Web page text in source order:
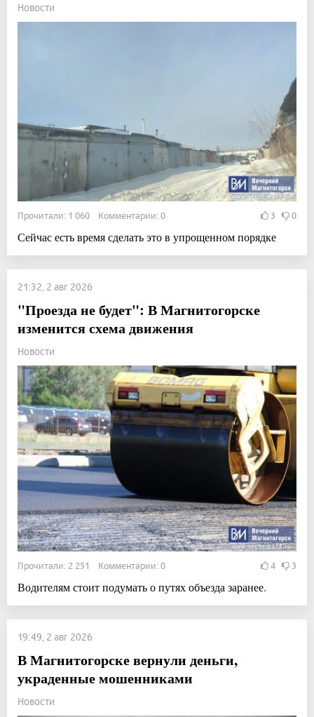
Новости
Прочитали: 1 060 Комментарии: 0 3 0
Сейчас есть время сделать это в упрощенном порядке
21:32, 2 авг 2026
"Проезда не будет": В Магнитогорске
изменится схема движения
Новости
Прочитали: 2 251 Комментарии: 0 4 3
Водителям стоит подумать о путях объезда заранее.
19:49, 2 авг 2026
В Магнитогорске вернули деньги,
украденные мошенниками
Новости